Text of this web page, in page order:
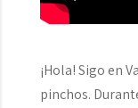
¡Hola! Sigo en
pinchos.